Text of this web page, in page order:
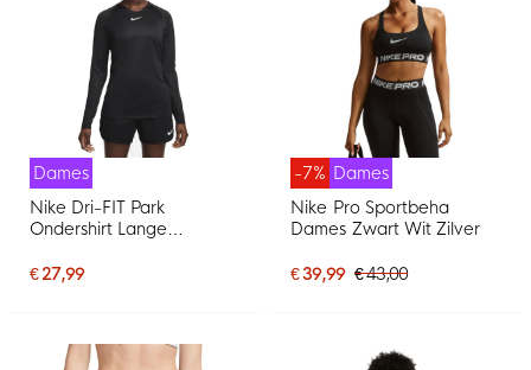
Dames
Nike Dri-FIT Park
Ondershirt Lange
Wit
€ 27,99
-7% Dames
Nike Pro Sportbeha
Dames Zwart Wit Zilver
€ 39,99 € 43,00